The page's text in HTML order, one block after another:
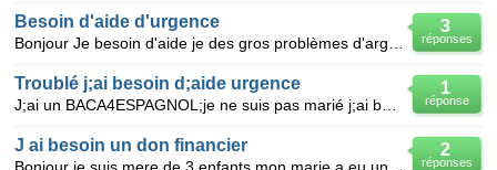
3
réponses
Besoin d'aide d'urgence
1
réponse
Troublé j;ai besoin d;aide urgence
2
réponses
J ai besoin un don financier